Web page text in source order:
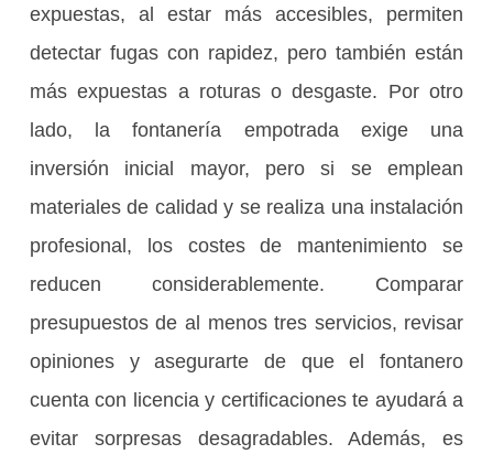
expuestas, al estar más accesibles, permiten
detectar fugas con rapidez, pero también están
más expuestas a roturas o desgaste. Por otro
lado, la fontanería empotrada exige una
inversión inicial mayor, pero si se emplean
materiales de calidad y se realiza una instalación
profesional, los costes de mantenimiento se
reducen considerablemente. Comparar
presupuestos de al menos tres servicios, revisar
opiniones y asegurarte de que el fontanero
cuenta con licencia y certificaciones te ayudará a
evitar sorpresas desagradables. Además, es